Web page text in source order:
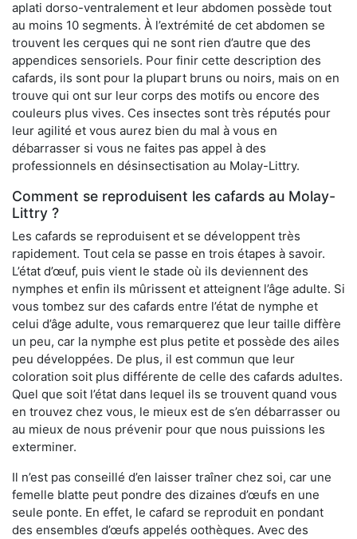
aplati dorso-ventralement et leur abdomen possède tout
au moins 10 segments. À l’extrémité de cet abdomen se
trouvent les cerques qui ne sont rien d’autre que des
appendices sensoriels. Pour finir cette description des
cafards, ils sont pour la plupart bruns ou noirs, mais on en
trouve qui ont sur leur corps des motifs ou encore des
couleurs plus vives. Ces insectes sont très réputés pour
leur agilité et vous aurez bien du mal à vous en
débarrasser si vous ne faites pas appel à des
professionnels en désinsectisation au Molay-Littry.
Comment se reproduisent les cafards au Molay-
Littry ?
Les cafards se reproduisent et se développent très
rapidement. Tout cela se passe en trois étapes à savoir.
L’état d’œuf, puis vient le stade où ils deviennent des
nymphes et enfin ils mûrissent et atteignent l’âge adulte. Si
vous tombez sur des cafards entre l’état de nymphe et
celui d’âge adulte, vous remarquerez que leur taille diffère
un peu, car la nymphe est plus petite et possède des ailes
peu développées. De plus, il est commun que leur
coloration soit plus différente de celle des cafards adultes.
Quel que soit l’état dans lequel ils se trouvent quand vous
en trouvez chez vous, le mieux est de s’en débarrasser ou
au mieux de nous prévenir pour que nous puissions les
exterminer.
Il n’est pas conseillé d’en laisser traîner chez soi, car une
femelle blatte peut pondre des dizaines d’œufs en une
seule ponte. En effet, le cafard se reproduit en pondant
des ensembles d’œufs appelés oothèques. Avec des